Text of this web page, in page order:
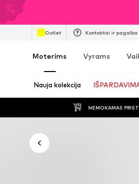
Outlet Kontaktai ir pagalba
Moterims Vyrams
Nauja kolekcija
NEMOKAMAS